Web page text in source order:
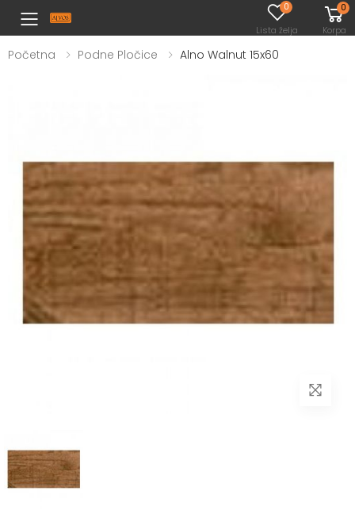
Toggle mobile menu
0
Lista želja
0
Korpa
Početna Podne Pločice Alno Walnut 15x60